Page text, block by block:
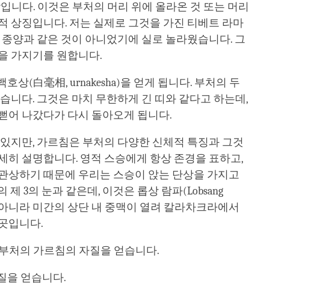
니다. 이것은 부처의 머리 위에 올라온 것 또는 머리
상징입니다. 저는 실제로 그것을 가진 티베트 라마
양과 같은 것이 아니었기에 실로 놀라웠습니다. 그
가지기를 원합니다.
호상(白毫相, urnakesha)을 얻게 됩니다. 부처의 두
니다. 그것은 마치 무한하게 긴 띠와 같다고 하는데,
어 나갔다가 다시 돌아오게 됩니다.
지만, 가르침은 부처의 다양한 신체적 특징과 그것
히 설명합니다. 영적 스승에게 항상 존경을 표하고,
상하기 때문에 우리는 스승이 앉는 단상을 가지고
제 3의 눈과 같은데, 이것은 롭상 람파(Lobsang
니라 미간의 상단 내 중맥이 열려 칼라차크라에서
입니다.
처의 가르침의 자질을 얻습니다.
을 얻습니다.